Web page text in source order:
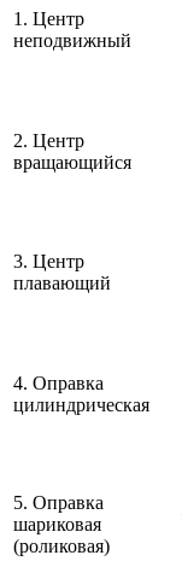
1. Центр
неподвижный
2. Центр
вращающийся
3. Центр
плавающий
4. Оправка
цилиндрическая
5. Оправка
шариковая
(роликовая)